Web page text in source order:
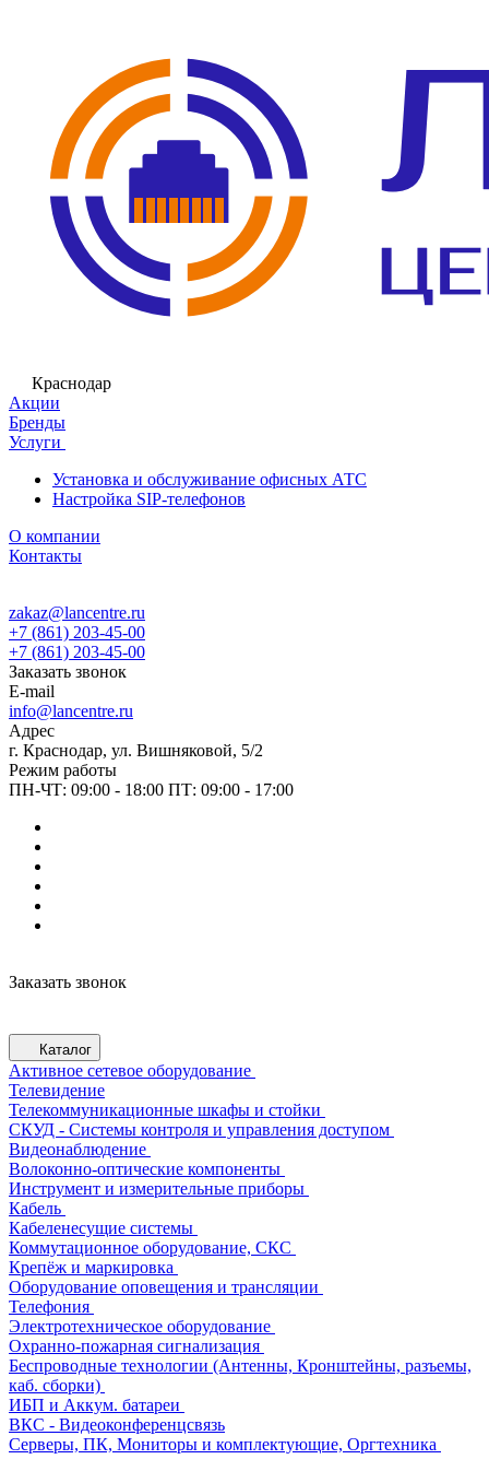
Краснодар
Акции
Бренды
Услуги
Установка и обслуживание офисных АТС
Настройка SIP-телефонов
О компании
Контакты
zakaz@lancentre.ru
+7 (861) 203-45-00
+7 (861) 203-45-00
Заказать звонок
E-mail
info@lancentre.ru
Адрес
г. Краснодар, ул. Вишняковой, 5/2
Режим работы
ПН-ЧТ: 09:00 - 18:00 ПТ: 09:00 - 17:00
Заказать звонок
Каталог
Активное сетевое оборудование
Телевидение
Телекоммуникационные шкафы и стойки
СКУД - Системы контроля и управления доступом
Видеонаблюдение
Волоконно-оптические компоненты
Инструмент и измерительные приборы
Кабель
Кабеленесущие системы
Коммутационное оборудование, СКС
Крепёж и маркировка
Оборудование оповещения и трансляции
Телефония
Электротехническое оборудование
Охранно-пожарная сигнализация
Беспроводные технологии (Антенны, Кронштейны, разъемы,
каб. сборки)
ИБП и Аккум. батареи
ВКС - Видеоконференцсвязь
Серверы, ПК, Мониторы и комплектующие, Оргтехника